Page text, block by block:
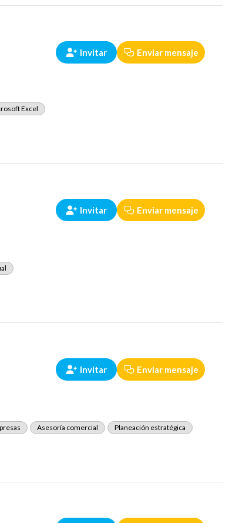
Invitar Enviar mensaje
Excel
Invitar Enviar mensaje
Invitar Enviar mensaje
Asesoría comercial Planeación estratégica